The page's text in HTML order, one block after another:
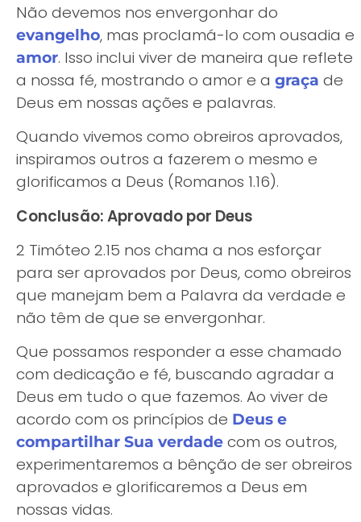
Não devemos nos envergonhar do
evangelho, mas proclamá-lo com ousadia e
amor. Isso inclui viver de maneira que reflete
a nossa fé, mostrando o amor e a graça de
Deus em nossas ações e palavras.
Quando vivemos como obreiros aprovados,
inspiramos outros a fazerem o mesmo e
glorificamos a Deus (Romanos 1.16).
Conclusão: Aprovado por Deus
2 Timóteo 2.15 nos chama a nos esforçar
para ser aprovados por Deus, como obreiros
que manejam bem a Palavra da verdade e
não têm de que se envergonhar.
Que possamos responder a esse chamado
com dedicação e fé, buscando agradar a
Deus em tudo o que fazemos. Ao viver de
acordo com os princípios de Deus e
compartilhar Sua verdade com os outros,
experimentaremos a bênção de ser obreiros
aprovados e glorificaremos a Deus em
nossas vidas.